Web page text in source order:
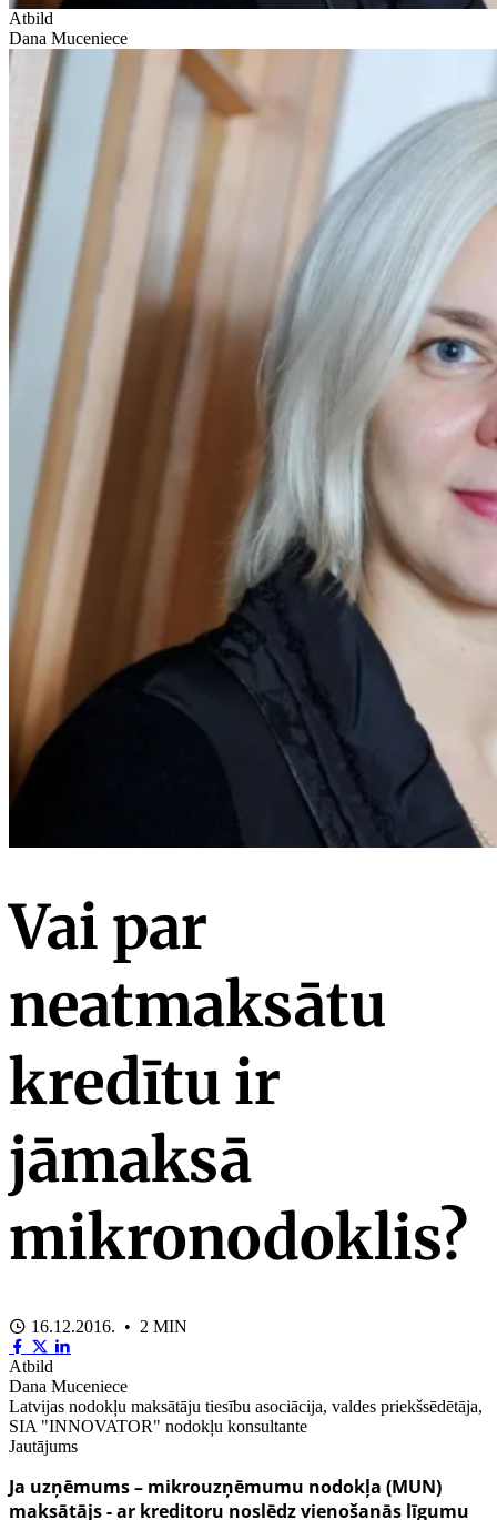
Atbild
Dana Muceniece
Vai par
neatmaksātu
kredītu ir
jāmaksā
mikronodoklis?
16.12.2016. • 2 MIN
Atbild
Dana Muceniece
Latvijas nodokļu maksātāju tiesību asociācija, valdes priekšsēdētāja,
SIA "INNOVATOR" nodokļu konsultante
Jautājums
Ja uzņēmums – mikrouzņēmumu nodokļa (MUN)
maksātājs - ar kreditoru noslēdz vienošanās līgumu